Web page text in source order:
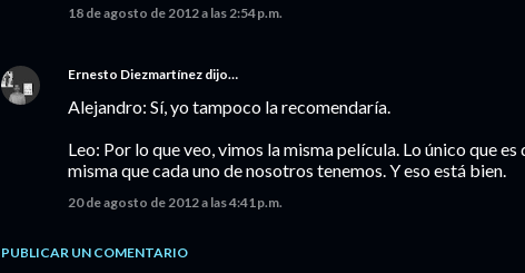
18 de agosto de 2012 a las 2:54 p.m.
Ernesto Diezmartínez dijo…
Alejandro: Sí, yo tampoco la recomendaría.
Leo: Por lo que veo, vimos la misma película. Lo único que
misma que cada uno de nosotros tenemos. Y eso está bien.
20 de agosto de 2012 a las 4:41 p.m.
PUBLICAR UN COMENTARIO